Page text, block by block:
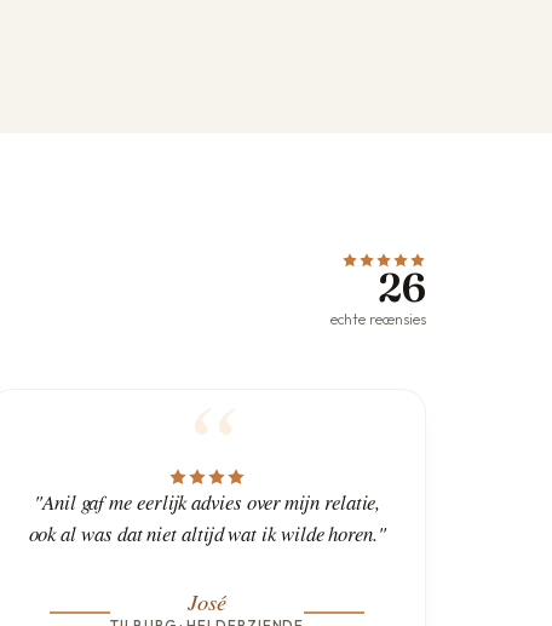
26
echte recensies
"Anil gaf me eerlijk advies over mijn relatie,
ook al was dat niet altijd wat ik wilde horen."
José